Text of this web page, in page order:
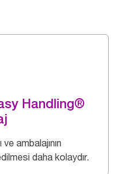
Handling®
ve ambalajının
daha kolaydır.